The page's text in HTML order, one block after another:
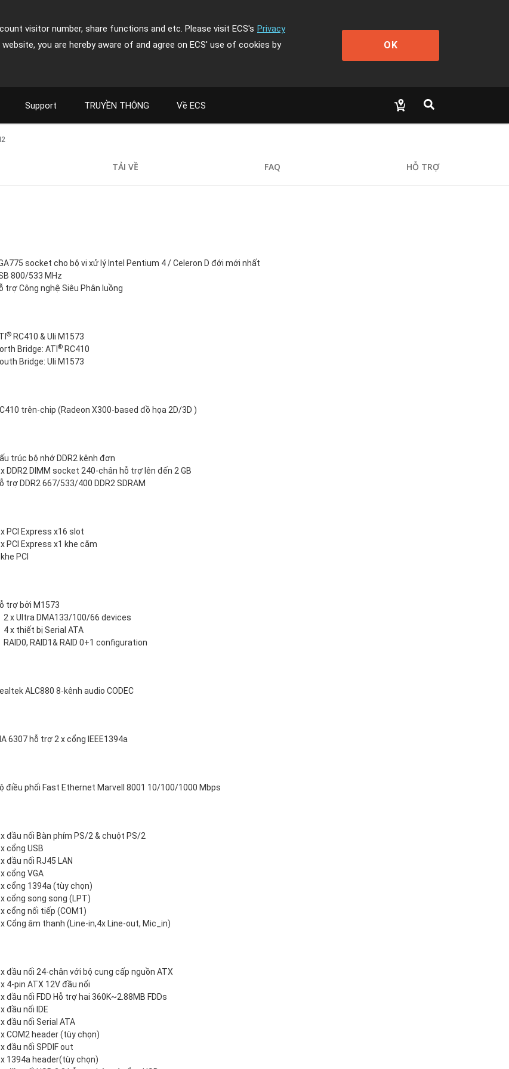
visitor number, share functions and etc. Please visit ECS's Privacy
you are hereby aware of and agree on ECS' use of cookies by
OK
Support TRUYỀN THÔNG Về ECS
TẢI VỀ FAQ HỖ TRỢ
socket cho bộ vi xử lý Intel Pentium 4 / Celeron D đới mới nhất
800/533 MHz
trợ Công nghệ Siêu Phân luồng
® RC410 & Uli M1573
Bridge: ATI ® RC410
Bridge: Uli M1573
trên-chip (Radeon X300-based đồ họa 2D/3D )
trúc bộ nhớ DDR2 kênh đơn
x DDR2 DIMM socket 240-chân hỗ trợ lên đến 2 GB
trợ DDR2 667/533/400 DDR2 SDRAM
PCI Express x16 slot
PCI Express x1 khe cắm
PCI
trợ bởi M1573
2 x Ultra DMA133/100/66 devices
4 x thiết bị Serial ATA
RAID0, RAID1& RAID 0+1 configuration
ALC880 8-kênh audio CODEC
6307 hỗ trợ 2 x cổng IEEE1394a
điều phối Fast Ethernet Marvell 8001 10/100/1000 Mbps
x đầu nối Bàn phím PS/2 & chuột PS/2
cổng USB
đầu nối RJ45 LAN
cổng VGA
x cổng 1394a (tùy chọn)
x cổng song song (LPT)
cổng nối tiếp (COM1)
x Cổng âm thanh (Line-in,4x Line-out, Mic_in)
x đầu nối 24-chân với bộ cung cấp nguồn ATX
4-pin ATX 12V đầu nối
đầu nối FDD Hỗ trợ hai 360K~2.88MB FDDs
đầu nối IDE
đầu nối Serial ATA
x COM2 header (tùy chọn)
đầu nối SPDIF out
x 1394a header(tùy chọn)